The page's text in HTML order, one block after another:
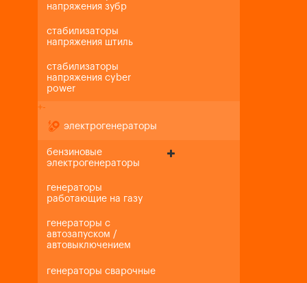
напряжения зубр
стабилизаторы
напряжения штиль
стабилизаторы
напряжения cyber
power
+-
электрогенераторы
бензиновые
электрогенераторы
генераторы
работающие на газу
генераторы с
автозапуском /
автовыключением
генераторы сварочные